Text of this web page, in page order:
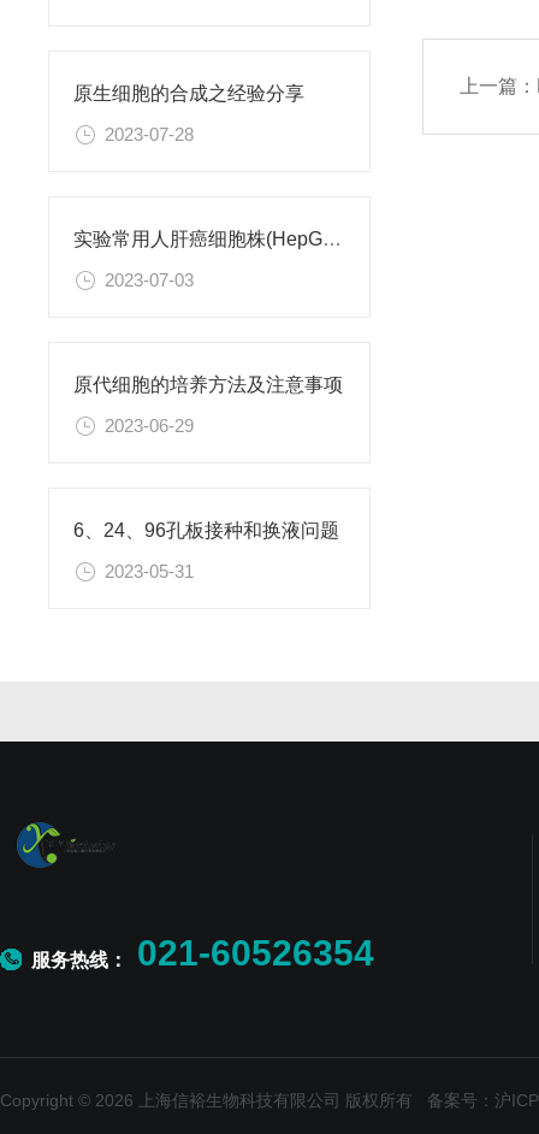
原生细胞的合成之经验分享
2023-07-28
实验常用人肝癌细胞株(HepG2/Hep3B,HuH-7,MHCC97H,PLC/PRF/5)怎么选？
2023-07-03
原代细胞的培养方法及注意事项
2023-06-29
6、24、96孔板接种和换液问题
2023-05-31
上一篇：
服务热线： 021-60526354
Copyright © 2026 上海信裕生物科技有限公司 版权所有 备案号：沪